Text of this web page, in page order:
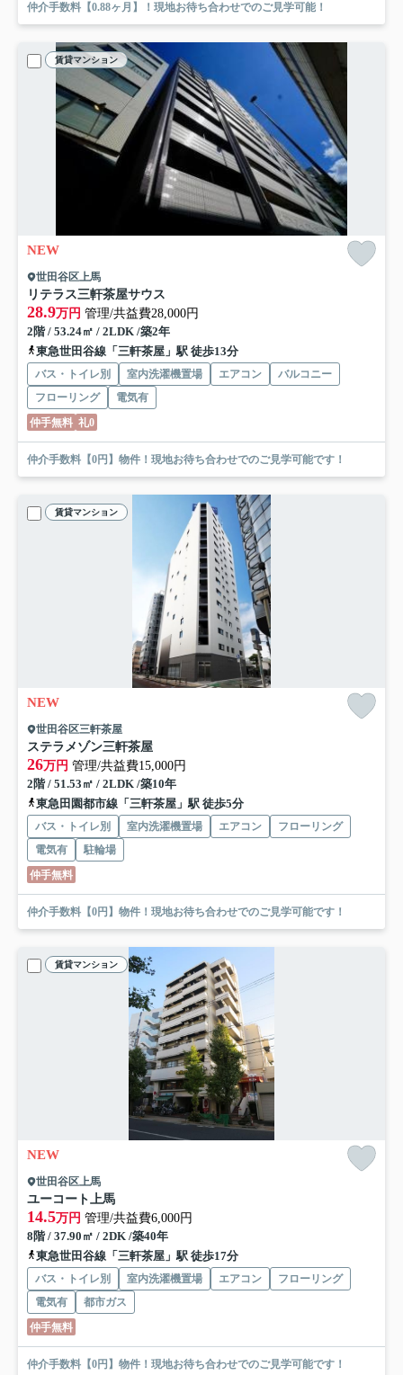
仲介手数料【0.88ヶ月】！現地お待ち合わせでのご見学可能！
賃貸マンション
NEW
世田谷区上馬
リテラス三軒茶屋サウス
28.9万円 管理/共益費28,000円
2階 / 53.24㎡ / 2LDK /築2年
東急世田谷線「三軒茶屋」駅 徒歩13分
バス・トイレ別 室内洗濯機置場 エアコン
バルコニー
フローリング
電気有
仲手無料 礼0
仲介手数料【0円】物件！現地お待ち合わせでのご見学可能です！
賃貸マンション
NEW
世田谷区三軒茶屋
ステラメゾン三軒茶屋
26万円 管理/共益費15,000円
2階 / 51.53㎡ / 2LDK /築10年
東急田園都市線「三軒茶屋」駅 徒歩5分
バス・トイレ別 室内洗濯機置場 エアコン
フローリング
電気有
駐輪場
仲手無料
仲介手数料【0円】物件！現地お待ち合わせでのご見学可能です！
賃貸マンション
NEW
世田谷区上馬
ユーコート上馬
14.5万円 管理/共益費6,000円
8階 / 37.90㎡ / 2DK /築40年
東急世田谷線「三軒茶屋」駅 徒歩17分
バス・トイレ別 室内洗濯機置場 エアコン
フローリング
電気有
都市ガス
仲手無料
仲介手数料【0円】物件！現地お待ち合わせでのご見学可能です！